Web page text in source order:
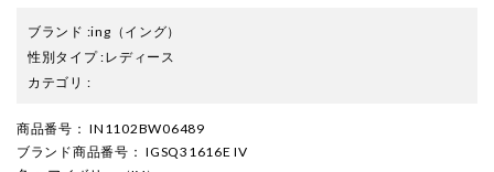
ブランド :ing （イング）
性別タイプ:レディース
カテゴリ :
商品番号 ： IN1102BW06489
ブランド商品番号 ： IGSQ31616E IV